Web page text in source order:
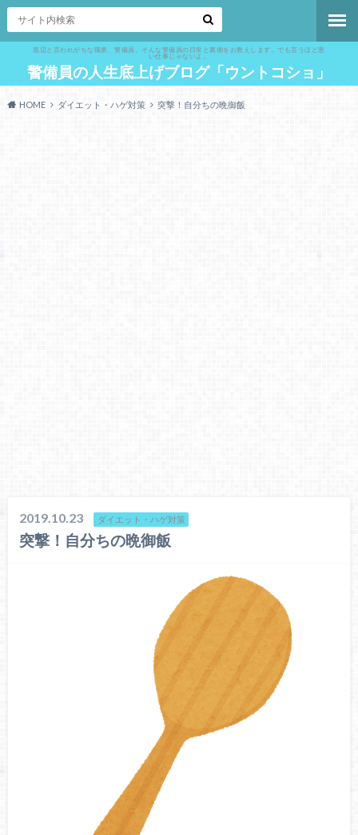
底辺と言われがちな職業、警備員。そんな警備員の日常と裏側をお教えします。でも言うほど悪
い仕事じゃないよ。
警備員の人生底上げブログ「ウントコショ」
HOME ダイエット・ハゲ対策 突撃！自分ちの晩御飯
2019.10.23 ダイエット・ハゲ対策
突撃！自分ちの晩御飯